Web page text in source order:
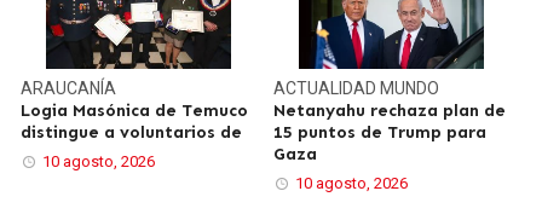
ARAUCANÍA
Logia Masónica de Temuco
distingue a voluntarios de
10 agosto, 2026
ACTUALIDAD MUNDO
Netanyahu rechaza plan de
15 puntos de Trump para
Gaza
10 agosto, 2026